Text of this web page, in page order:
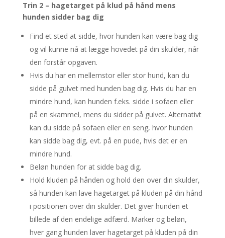
Trin 2 – hagetarget på klud på hånd mens
hunden sidder bag dig
Find et sted at sidde, hvor hunden kan være bag dig
og vil kunne nå at lægge hovedet på din skulder, når
den forstår opgaven.
Hvis du har en mellemstor eller stor hund, kan du
sidde på gulvet med hunden bag dig. Hvis du har en
mindre hund, kan hunden f.eks. sidde i sofaen eller
på en skammel, mens du sidder på gulvet. Alternativt
kan du sidde på sofaen eller en seng, hvor hunden
kan sidde bag dig, evt. på en pude, hvis det er en
mindre hund.
Beløn hunden for at sidde bag dig.
Hold kluden på hånden og hold den over din skulder,
så hunden kan lave hagetarget på kluden på din hånd
i positionen over din skulder. Det giver hunden et
billede af den endelige adfærd. Marker og beløn,
hver gang hunden laver hagetarget på kluden på din